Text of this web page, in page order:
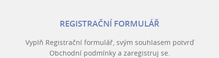
REGISTRAČNÍ FORMULÁŘ
Vyplň Registrační formulář, svým souhlasem potvrď
Obchodní podmínky a zaregistruj se.